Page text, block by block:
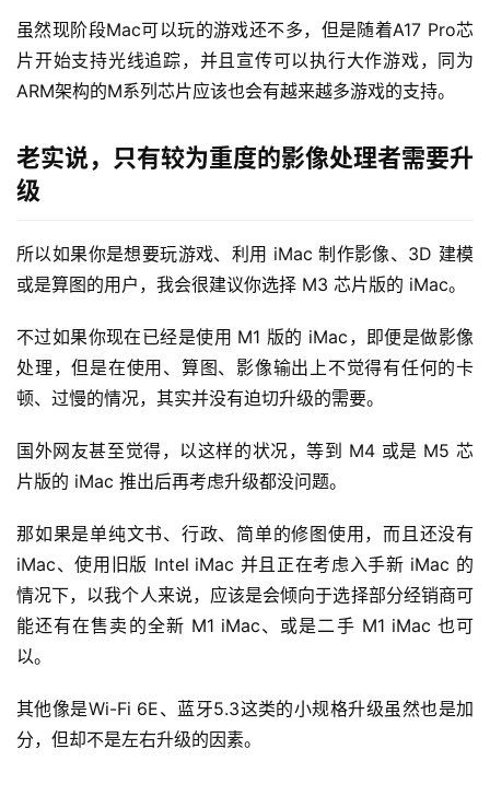
虽然现阶段Mac可以玩的游戏还不多，但是随着A17 Pro芯
片开始支持光线追踪，并且宣传可以执行大作游戏，同为
ARM架构的M系列芯片应该也会有越来越多游戏的支持。
老实说，只有较为重度的影像处理者需要升
级
所以如果你是想要玩游戏、利用 iMac 制作影像、3D 建模
或是算图的用户，我会很建议你选择 M3 芯片版的 iMac。
不过如果你现在已经是使用 M1 版的 iMac，即便是做影像
处理，但是在使用、算图、影像输出上不觉得有任何的卡
顿、过慢的情况，其实并没有迫切升级的需要。
国外网友甚至觉得，以这样的状况，等到 M4 或是 M5 芯
片版的 iMac 推出后再考虑升级都没问题。
那如果是单纯文书、行政、简单的修图使用，而且还没有
iMac、使用旧版 Intel iMac 并且正在考虑入手新 iMac 的
情况下，以我个人来说，应该是会倾向于选择部分经销商可
能还有在售卖的全新 M1 iMac、或是二手 M1 iMac 也可
以。
其他像是Wi-Fi 6E、蓝牙5.3这类的小规格升级虽然也是加
分，但却不是左右升级的因素。